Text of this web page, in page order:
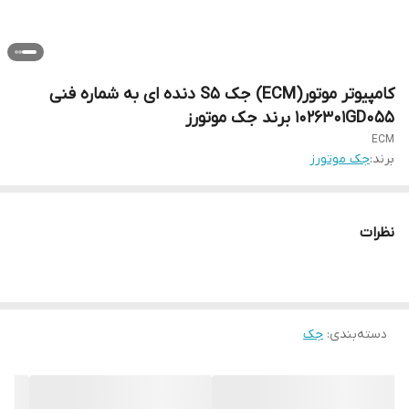
کامپیوتر موتور(ECM) جک S5 دنده ای به شماره فنی
1026301GD055 برند جک موتورز
ECM
برند:جک موتورز
نظرات
دسته‌بندی: جک